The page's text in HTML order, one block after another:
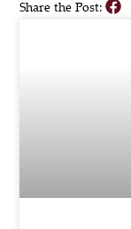
Share the Post: